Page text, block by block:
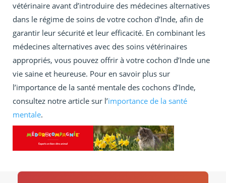
vétérinaire avant d’introduire des médecines alternatives
dans le régime de soins de votre cochon d’Inde, afin de
garantir leur sécurité et leur efficacité. En combinant les
médecines alternatives avec des soins vétérinaires
appropriés, vous pouvez offrir à votre cochon d’Inde une
vie saine et heureuse. Pour en savoir plus sur
l’importance de la santé mentale des cochons d’Inde,
consultez notre article sur l’importance de la santé
mentale.